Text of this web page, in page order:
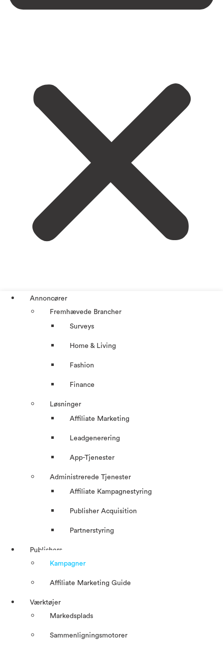
Annoncører
Fremhævede Brancher
Surveys
Home & Living
Fashion
Finance
Løsninger
Affiliate Marketing
Leadgenerering
App-Tjenester
Administrerede Tjenester
Affiliate Kampagnestyring
Publisher Acquisition
Partnerstyring
Publishers
Kampagner
Affiliate Marketing Guide
Værktøjer
Markedsplads
Sammenligningsmotorer